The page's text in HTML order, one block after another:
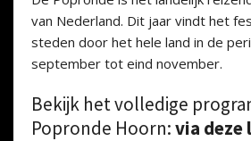
van Nederland. Dit jaar vindt het
steden door het hele land in de
september tot eind november.
Bekijk het volledige
Popronde Hoorn:via deze